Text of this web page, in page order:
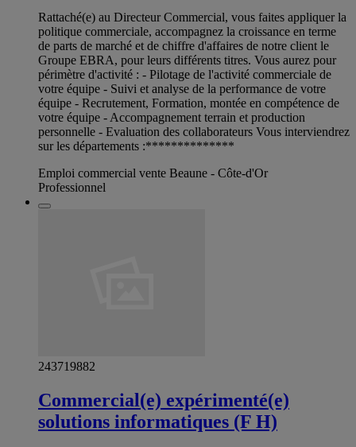
Rattaché(e) au Directeur Commercial, vous faites appliquer la
politique commerciale, accompagnez la croissance en terme
de parts de marché et de chiffre d'affaires de notre client le
Groupe EBRA, pour leurs différents titres. Vous aurez pour
périmètre d'activité : - Pilotage de l'activité commerciale de
votre équipe - Suivi et analyse de la performance de votre
équipe - Recrutement, Formation, montée en compétence de
votre équipe - Accompagnement terrain et production
personnelle - Evaluation des collaborateurs Vous interviendrez
sur les départements :**************
Emploi commercial vente Beaune - Côte-d'Or
Professionnel
243719882
Commercial(e) expérimenté(e)
solutions informatiques (F H)